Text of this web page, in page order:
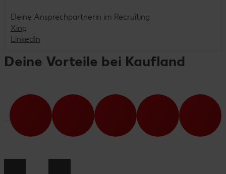
Deine Ansprechpartnerin im Recruiting
Xing
LinkedIn
Deine Vorteile bei Kaufland